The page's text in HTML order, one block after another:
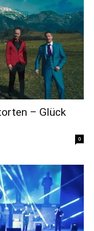
– Glück
0